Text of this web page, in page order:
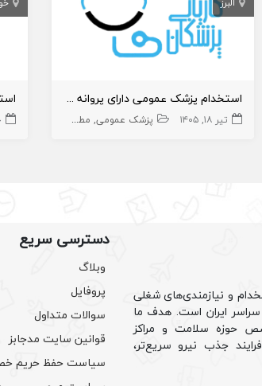
استخدام پزشک عمومی دارای پروانه کرج
تیر ۱۸, ۱۴۰۵ پزشک عمومی مطب
و نیازمندی‌های شغلی
سراسر ایران است. هدف ما
حوزه سلامت و مراکز
جذب نیرو سریع‌تر،
دسترسی سریع
وبلاگ
پروفایل
سوالات متداول
قوانین سایت مدجابز
سیاست حفظ حریم